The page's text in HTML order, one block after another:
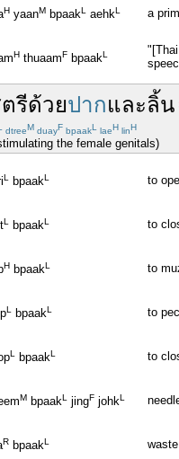
H yaanM bpaakL aehkL a
H thuaamF bpaakL
รีด้วยปากและลิ้น
dtreeM duayF bpaakL laeH linH
the female genitals)
L bpaakL to
L bpaakL to
H bpaakL to
L bpaakL to
L bpaakL to
M bpaakL jingF johkL
R bpaakL